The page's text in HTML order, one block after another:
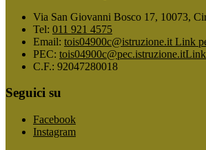
Via San Giovanni Bosco 17, 10073,
Tel: 011 921 4575
Email: tois04900c@istruzione.it Link
PEC: tois04900c@pec.istruzione.itLink
C.F.: 92047280018
Seguici su
Facebook
Instagram